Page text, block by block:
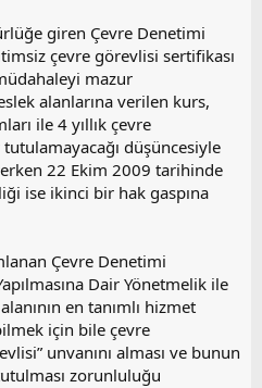
giren Çevre Denetimi
çevre görevlisi sertifikası
mazur
alanlarına verilen kurs,
ile 4 yıllık çevre
düşüncesiyle
22 Ekim 2009 tarihinde
ise ikinci bir hak gaspına
Çevre Denetimi
Dair Yönetmelik ile
en tanımlı hizmet
için bile çevre
unvanını alması ve bunun
zorunluluğu